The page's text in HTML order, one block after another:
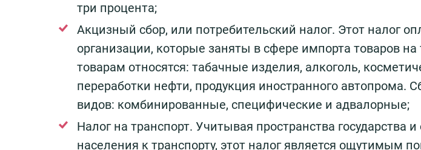
три процента;
Акцизный сбор, или потребительский налог. Этот налог
организации, которые заняты в сфере импорта товаров
товарам относятся: табачные изделия, алкоголь,
переработки нефти, продукция иностранного автопрома.
видов: комбинированные, специфические и адвалорные;
Налог на транспорт. Учитывая пространства государства
населения к транспорту, этот налог является ощутимым